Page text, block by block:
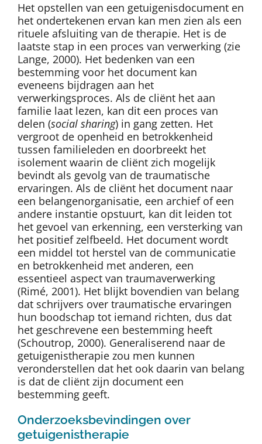
Het opstellen van een getuigenisdocument en
het ondertekenen ervan kan men zien als een
rituele afsluiting van de therapie. Het is de
laatste stap in een proces van verwerking (zie
Lange, 2000). Het bedenken van een
bestemming voor het document kan
eveneens bijdragen aan het
verwerkingsproces. Als de cliënt het aan
familie laat lezen, kan dit een proces van
delen (social sharing) in gang zetten. Het
vergroot de openheid en betrokkenheid
tussen familieleden en doorbreekt het
isolement waarin de cliënt zich mogelijk
bevindt als gevolg van de traumatische
ervaringen. Als de cliënt het document naar
een belangenorganisatie, een archief of een
andere instantie opstuurt, kan dit leiden tot
het gevoel van erkenning, een versterking van
het positief zelfbeeld. Het document wordt
een middel tot herstel van de communicatie
en betrokkenheid met anderen, een
essentieel aspect van traumaverwerking
(Rimé, 2001). Het blijkt bovendien van belang
dat schrijvers over traumatische ervaringen
hun boodschap tot iemand richten, dus dat
het geschrevene een bestemming heeft
(Schoutrop, 2000). Generaliserend naar de
getuigenistherapie zou men kunnen
veronderstellen dat het ook daarin van belang
is dat de cliënt zijn document een
bestemming geeft.
Onderzoeksbevindingen over
getuigenistherapie